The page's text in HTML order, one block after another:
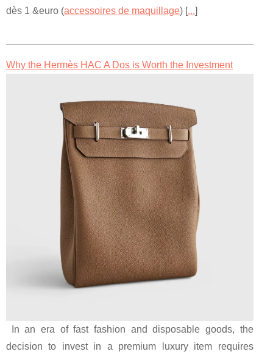
dès 1 &euro (accessoires de maquillage) [...]
Why the Hermès HAC A Dos is Worth the Investment
In an era of fast fashion and disposable goods, the
decision to invest in a premium luxury item requires